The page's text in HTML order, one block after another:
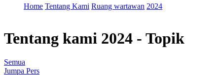
Home Tentang Kami Ruang wartawan 2024
Tentang kami 2024 - Topik
Semua
Jumpa Pers